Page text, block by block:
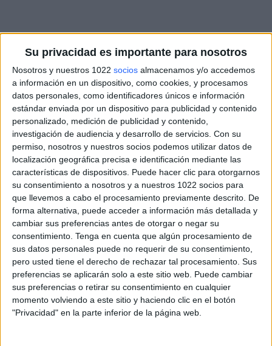
Su privacidad es importante para nosotros
Nosotros y nuestros 1022 socios almacenamos y/o accedemos
a información en un dispositivo, como cookies, y procesamos
datos personales, como identificadores únicos e información
estándar enviada por un dispositivo para publicidad y contenido
personalizado, medición de publicidad y contenido,
investigación de audiencia y desarrollo de servicios. Con su
permiso, nosotros y nuestros socios podemos utilizar datos de
localización geográfica precisa e identificación mediante las
características de dispositivos. Puede hacer clic para otorgarnos
su consentimiento a nosotros y a nuestros 1022 socios para
que llevemos a cabo el procesamiento previamente descrito. De
forma alternativa, puede acceder a información más detallada y
cambiar sus preferencias antes de otorgar o negar su
consentimiento. Tenga en cuenta que algún procesamiento de
sus datos personales puede no requerir de su consentimiento,
pero usted tiene el derecho de rechazar tal procesamiento. Sus
preferencias se aplicarán solo a este sitio web. Puede cambiar
sus preferencias o retirar su consentimiento en cualquier
momento volviendo a este sitio y haciendo clic en el botón
"Privacidad" en la parte inferior de la página web.
DATOS ESTADÍSTICOS DEL EQUIPO KR REYKJAVÍK EN